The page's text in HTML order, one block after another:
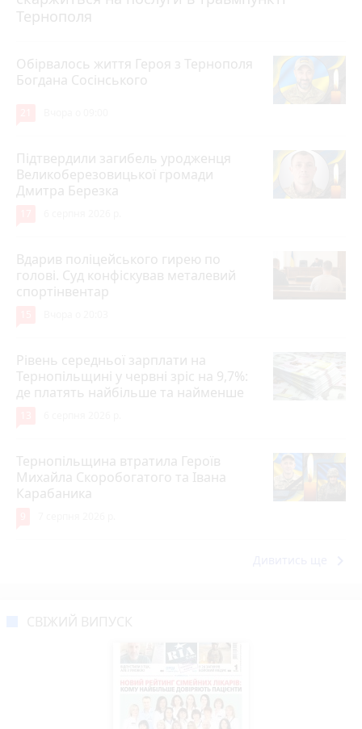
Тернополя
Обірвалось життя Героя з Тернополя
Богдана Сосінського
Підтвердили загибель уродженця
Великоберезовицької громади
Дмитра Березка
Вдарив поліцейського гирею по
голові. Суд конфіскував металевий
спортінвентар
Рівень середньої зарплати на
Тернопільщині у червні зріс на 9,7%:
де платять найбільше та найменше
Тернопільщина втратила Героїв
Михайла Скоробогатого та Івана
Карабаника